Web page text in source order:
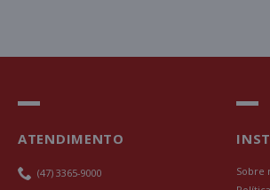
ATENDIMENTO
(47) 3365-9000
Sobre